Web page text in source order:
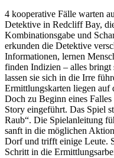
4 kooperative Fälle warten
Detektive in Redcliff Bay,
Kombinationsgabe und
erkunden die Detektive
Informationen, lernen
finden Indizien – alles bringt
lassen sie sich in die Irre
Ermittlungskarten liegen
Doch zu Beginn eines
Story eingeführt. Das Spiel
Raub“. Die Spielanleitung
sanft in die möglichen
Dorf und trifft einige Leute.
Schritt in die